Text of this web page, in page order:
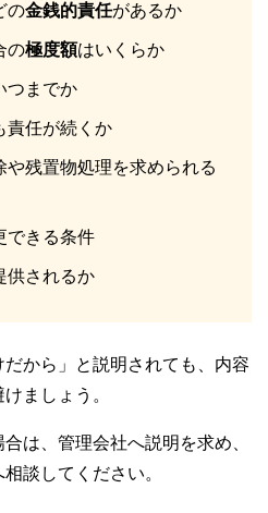
の金銭的責任があるか
の極度額はいくらか
つまでか
責任が続くか
や残置物処理を求められる
できる条件
供されるか
だから」と説明されても、内容
ましょう。
は、管理会社へ説明を求め、
談してください。